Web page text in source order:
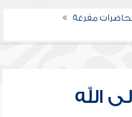
مفرغة
الله